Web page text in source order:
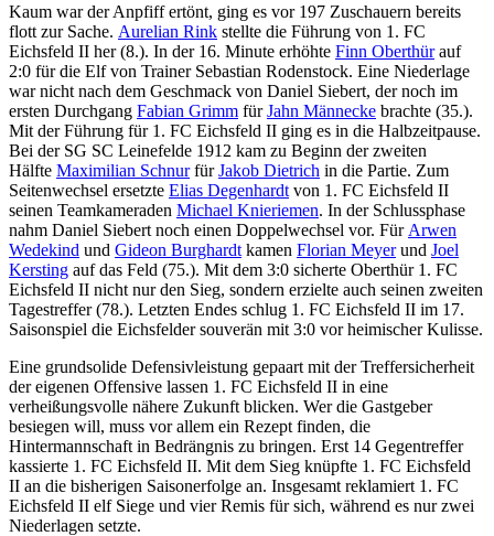
Kaum war der Anpfiff ertönt, ging es vor 197 Zuschauern bereits
flott zur Sache. Aurelian Rink stellte die Führung von 1. FC
Eichsfeld II her (8.). In der 16. Minute erhöhte Finn Oberthürauf
2:0 für die Elf von Trainer Sebastian Rodenstock. Eine Niederlage
war nicht nach dem Geschmack von Daniel Siebert, der noch im
ersten Durchgang Fabian Grimm fürJahn Männecke brachte (35.).
Mit der Führung für 1. FC Eichsfeld II ging es in die Halbzeitpause.
Bei der SG SC Leinefelde 1912 kam zu Beginn der zweiten
Hälfte Maximilian SchnurfürJakob Dietrich in die Partie. Zum
Seitenwechsel ersetzte Elias Degenhardt von 1. FC Eichsfeld II
seinen Teamkameraden Michael Knieriemen. In der Schlussphase
nahm Daniel Siebert noch einen Doppelwechsel vor. Für Arwen
Wedekind und Gideon Burghardt kamen Florian Meyerund Joel
Kersting auf das Feld (75.). Mit dem 3:0 sicherte Oberthür 1. FC
Eichsfeld II nicht nur den Sieg, sondern erzielte auch seinen zweiten
Tagestreffer (78.). Letzten Endes schlug 1. FC Eichsfeld II im 17.
Saisonspiel die Eichsfelder souverän mit 3:0 vor heimischer Kulisse.
Eine grundsolide Defensivleistung gepaart mit der Treffersicherheit
der eigenen Offensive lassen 1. FC Eichsfeld II in eine
verheißungsvolle nähere Zukunft blicken. Wer die Gastgeber
besiegen will, muss vor allem ein Rezept finden, die
Hintermannschaft in Bedrängnis zu bringen. Erst 14 Gegentreffer
kassierte 1. FC Eichsfeld II. Mit dem Sieg knüpfte 1. FC Eichsfeld
II an die bisherigen Saisonerfolge an. Insgesamt reklamiert 1. FC
Eichsfeld II elf Siege und vier Remis für sich, während es nur zwei
Niederlagen setzte.